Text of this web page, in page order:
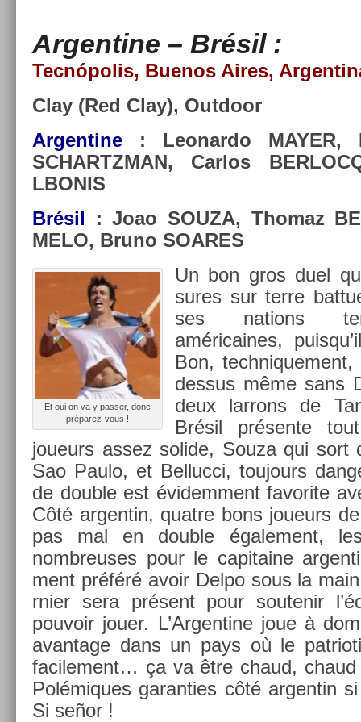
Ar­gentine – Brésil :
Tecnópolis, Buenos Aires,
Clay (Red Clay), Out­door
Ar­gentine : Leonar­do MAYER,
SCHARTZMAN, Car­los
LBONIS
Brésil
: Joao SOUZA, Thomaz
MELO, Bruno SOARES
Et oui on va y pass­er, donc
préparez-vous !
Un bon gros duel
sures sur terre
ses na­tions
américaines,
Bon,
dessus même sans
deux lar­rons de
Brésil présente
joueurs assez sol­ide, Souza qui sort
Sao Paulo, et Be­lluc­ci, toujours
de doub­le est évidem­ment favorite
Côté ar­gentin, quat­re bons joueurs
pas mal en doub­le égale­ment,
nombreuses pour le capitaine
ment préféré avoir Delpo sous la
rni­er sera présent pour soutenir
pouvoir jouer. L’Ar­gentine joue à
avan­tage dans un pays où le
facile­ment… ça va être chaud, chaud
Polémiques garant­ies côté ar­gentin
Si señor !